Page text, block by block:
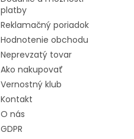
platby
Reklamačný poriadok
Hodnotenie obchodu
Neprevzatý tovar
Ako nakupovať
Vernostný klub
Kontakt
O nás
GDPR